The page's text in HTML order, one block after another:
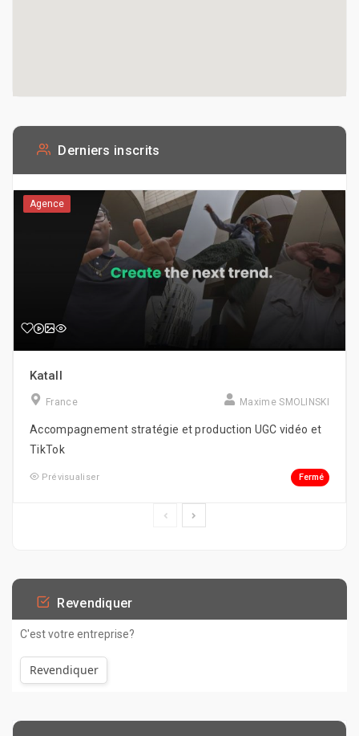
Derniers inscrits
Agence
Katall
France Maxime SMOLINSKI
Accompagnement stratégie et production UGC vidéo et
TikTok
Prévisualiser Fermé
Revendiquer
C'est votre entreprise?
Revendiquer